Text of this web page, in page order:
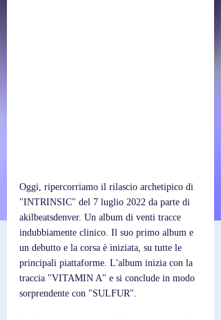
Oggi, ripercorriamo il rilascio archetipico di
"INTRINSIC" del 7 luglio 2022 da parte di
akilbeatsdenver. Un album di venti tracce
indubbiamente clinico. Il suo primo album e
un debutto e la corsa è iniziata, su tutte le
principali piattaforme. L'album inizia con la
traccia "VITAMIN A" e si conclude in modo
sorprendente con "SULFUR".